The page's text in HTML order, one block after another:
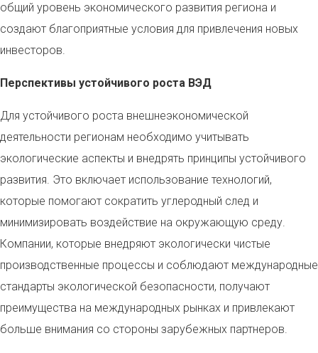
общий уровень экономического развития региона и
создают благоприятные условия для привлечения новых
инвесторов.
Перспективы устойчивого роста ВЭД
Для устойчивого роста внешнеэкономической
деятельности регионам необходимо учитывать
экологические аспекты и внедрять принципы устойчивого
развития. Это включает использование технологий,
которые помогают сократить углеродный след и
минимизировать воздействие на окружающую среду.
Компании, которые внедряют экологически чистые
производственные процессы и соблюдают международные
стандарты экологической безопасности, получают
преимущества на международных рынках и привлекают
больше внимания со стороны зарубежных партнеров.